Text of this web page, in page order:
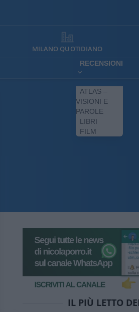
MILANO QUOTIDIANO
RECENSIONI
ATLAS –
VISIONI E
PAROLE
LIBRI
FILM
IL PIÙ LETTO